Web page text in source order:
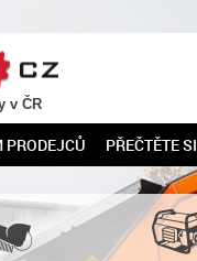
v ČR
PRODEJCŮ PŘEČTĚTE SI